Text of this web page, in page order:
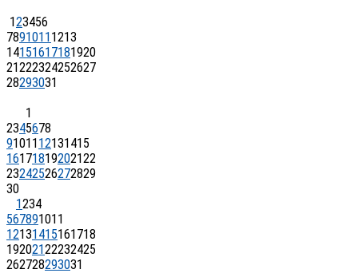
123456
78910111213
14151617181920
21222324252627
28293031
1
2345678
9101112131415
16171819202122
23242526272829
30
1234
567891011
12131415161718
19202122232425
262728293031